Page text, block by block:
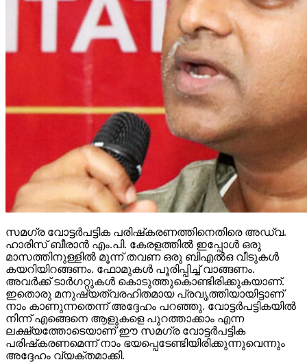
സമഗ്ര വോട്ടര്‍പട്ടിക പരിഷ്‌കരണത്തിനെതിരെ അഡ്വ.
ഹാരിസ് ബീരാന്‍ എം.പി. കേരളത്തില്‍ ഇപ്പോള്‍ ഒരു
മാസത്തിനുള്ളില്‍ മൂന്ന് തവണ ഒരു ബിഎല്‍ഒ വീടുകള്‍
കയറിയിറങ്ങണം. ഫോമുകള്‍ പൂരിപ്പിച്ച് വാങ്ങണം.
അവര്‍ക്ക് ടാര്‍ഗറ്റുകള്‍ കൊടുത്തുകൊണ്ടിരിക്കുകയാണ്.
ഇതൊരു മനുഷ്യത്വരഹിതമായ പ്രവൃത്തിയായിട്ടാണ്
നാം കാണുന്നതെന്ന് അദ്ദേഹം പറഞ്ഞു. വോട്ടര്‍പട്ടികയില്‍
നിന്ന് എങ്ങെനെ ആളുകളെ പുറത്താക്കാം എന്ന
ലക്ഷ്യത്തോടെയാണ് ഈ സമഗ്ര വോട്ടര്‍പട്ടിക
പരിഷ്‌കരണമെന്ന് നാം ഭയപ്പെടേണ്ടിയിരിക്കുന്നുവെന്നും
അദ്ദേഹം വ്യക്തമാക്കി.